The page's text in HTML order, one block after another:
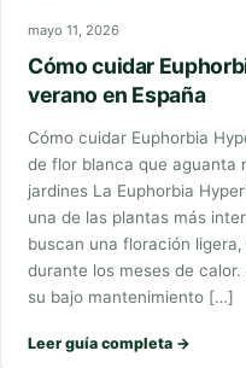
mayo 11, 2026
Cómo cuidar
verano en España
Cómo cuidar Euphorbia
de flor blanca que aguanta
jardines La Euphorbia
una de las plantas más
buscan una floración
durante los meses de
su bajo mantenimiento […]
Leer guía completa →